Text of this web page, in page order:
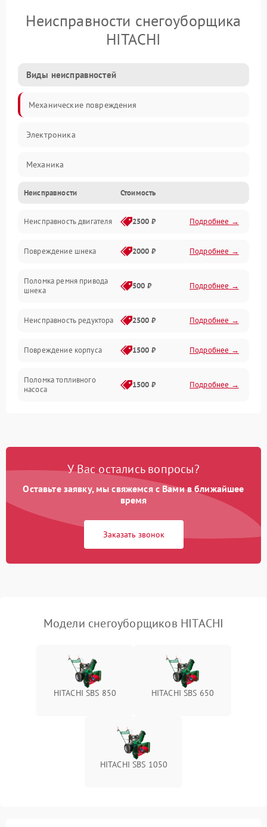
Неисправности снегоуборщика
HITACHI
Виды неисправностей
Механические повреждения
Электроника
Механика
Трансмиссия
Электропитание
Двигатель
Неисправности Стоимость
Неисправность двигателя 2500 ₽ Подробнее →
Повреждение шнека 2000 ₽ Подробнее →
Поломка ремня привода
шнека
500 ₽ Подробнее →
Неисправность редуктора 2500 ₽ Подробнее →
Повреждение корпуса 1500 ₽ Подробнее →
Поломка топливного
насоса
1500 ₽ Подробнее →
карбюратора
Подробнее →
фильтра
300 ₽ Подробнее →
Неисправность системы
Подробнее →
Повреждение троса
Подробнее →
1000 ₽
У Вас остались вопросы?
Оставьте заявку, мы свяжемся с Вами в ближайшее
время
Заказать звонок
Модели снегоуборщиков HITACHI
HITACHI SBS 850 HITACHI SBS 650
HITACHI SBS 1050